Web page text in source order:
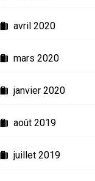
Aucun remords
avril 2020
mars 2020
janvier 2020
août 2019
juillet 2019